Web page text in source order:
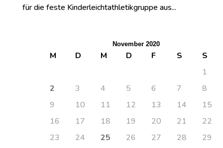
für die feste Kinderleichtathletikgruppe aus...
November 2020
M D M D F S
S
1
2
3 4 5 6 7
8
9
10 11 12 13 14
15
16
17 18 19 20 21
22
23
24 25 26 27 28
29